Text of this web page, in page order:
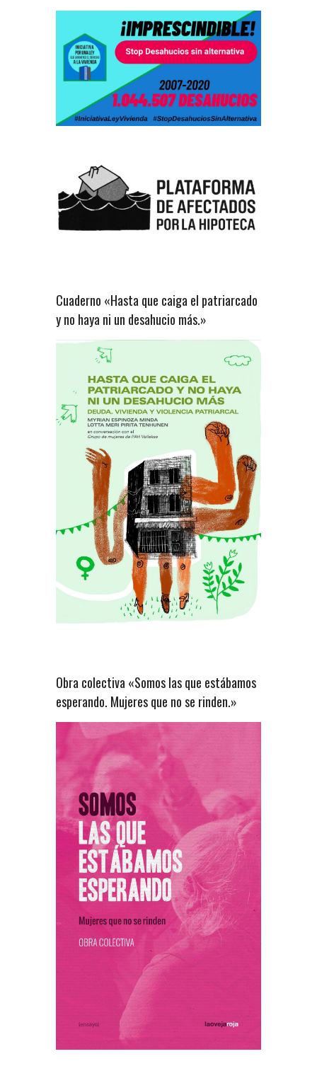
Cuaderno «Hasta que caiga el patriarcado
y no haya ni un desahucio más.»
Obra colectiva «Somos las que estábamos
esperando. Mujeres que no se rinden.»